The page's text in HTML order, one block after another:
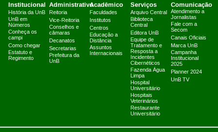
Institucional
História da UnB
UnB em
Números
Conheça os
campi
Como chegar
Estatuto e
Regimento
Administrativo
Reitoria
Vice-Reitoria
Conselhos e
câmaras
Decanatos
Secretarias
Prefeitura da
UnB
Acadêmico
Faculdades
Institutos
Centros
Educação a
Distância
Assuntos
Internacionais
Serviços
Arquivo Central
Biblioteca
Central
Editora UnB
Equipe de
Tratamento e
Resposta a
Incidentes
Cibernéticos
Fazenda Água
Limpa
Hospital
Universitário
Hospitais
Veterinários
Restaurante
Universitário
Comunicação
Atendimento a
Jornalistas
Fale com a
Secom
Canais Oficiais
Marca UnB
Campanha
Institucional
2025
Planner 2024
UnB TV